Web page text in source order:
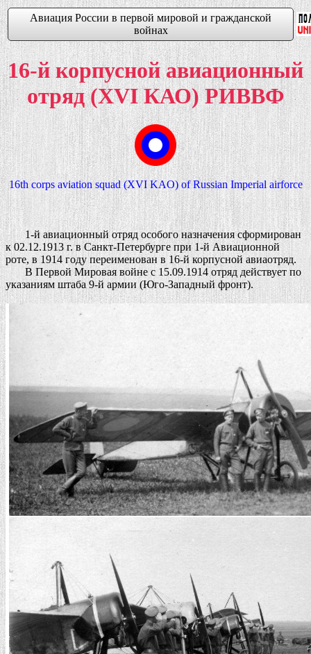
Авиация России в первой мировой и гражданской
войнах
16-й корпусной авиационный
отряд (XVI КАО) РИВВФ
16th corps aviation squad (XVI KAO) of Russian Imperial airforce
1-й авиационный отряд особого назначения сформирован
к 02.12.1913 г. в Санкт-Петербурге при 1-й Авиационной
роте, в 1914 году переименован в 16-й корпусной авиаотряд.
В Первой Мировая войне с 15.09.1914 отряд действует по
указаниям штаба 9-й армии (Юго-Западный фронт).